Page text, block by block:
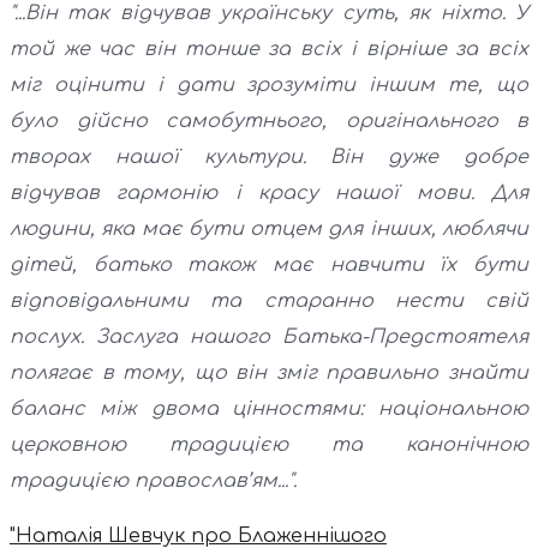
"...Він так відчував українську суть, як ніхто. У
той же час він тонше за всіх і вірніше за всіх
міг оцінити і дати зрозуміти іншим те, що
було дійсно самобутнього, оригінального в
творах нашої культури. Він дуже добре
відчував гармонію і красу нашої мови. Для
людини, яка має бути отцем для інших, люблячи
дітей, батько також має навчити їх бути
відповідальними та старанно нести свій
послух. Заслуга нашого Батька-Предстоятеля
полягає в тому, що він зміг правильно знайти
баланс між двома цінностями: національною
церковною традицією та канонічною
традицією православ’ям...".
"Наталія Шевчук про Блаженнішого